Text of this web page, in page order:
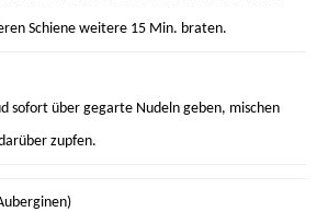
Schiene weitere 15 Min. braten.
sofort über gegarte Nudeln geben, mischen
zupfen.